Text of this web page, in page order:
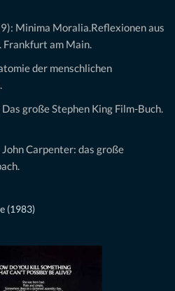
Minima Moralia.Reflexionen aus
Frankfurt am Main.
der menschlichen
große Stephen King Film-Buch.
Carpenter: das große
(1983)